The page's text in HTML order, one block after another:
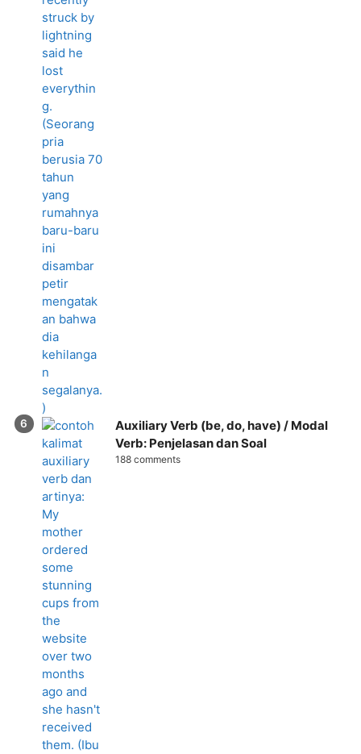
Auxiliary Verb (be, do, have) / Modal
Verb: Penjelasan dan Soal
188 comments